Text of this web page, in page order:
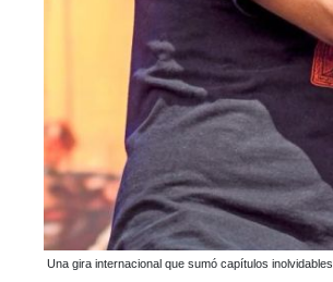
Una gira internacional que sumó capítulos inolvidables.